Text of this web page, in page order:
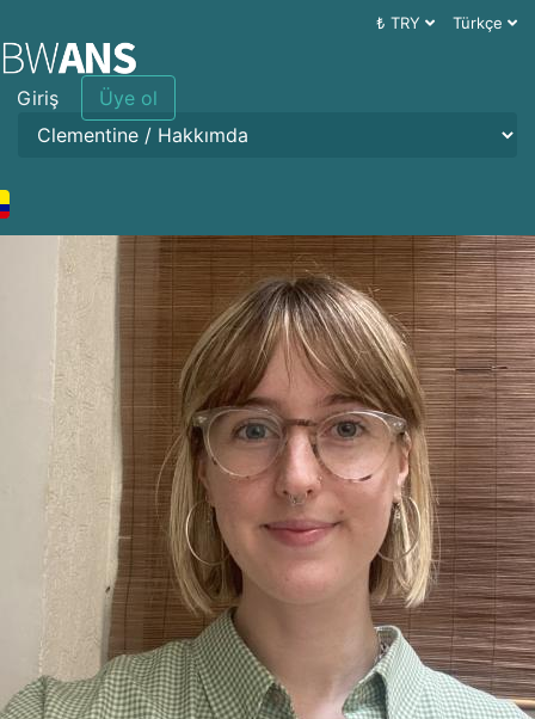
₺ TRY Türkçe
Giriş Üye ol